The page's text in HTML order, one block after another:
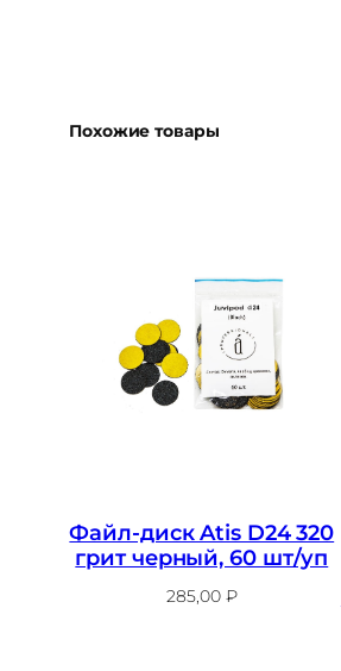
Похожие товары
Файл-диск Atis D24 320
грит черный, 60 шт/уп
285,00 ₽